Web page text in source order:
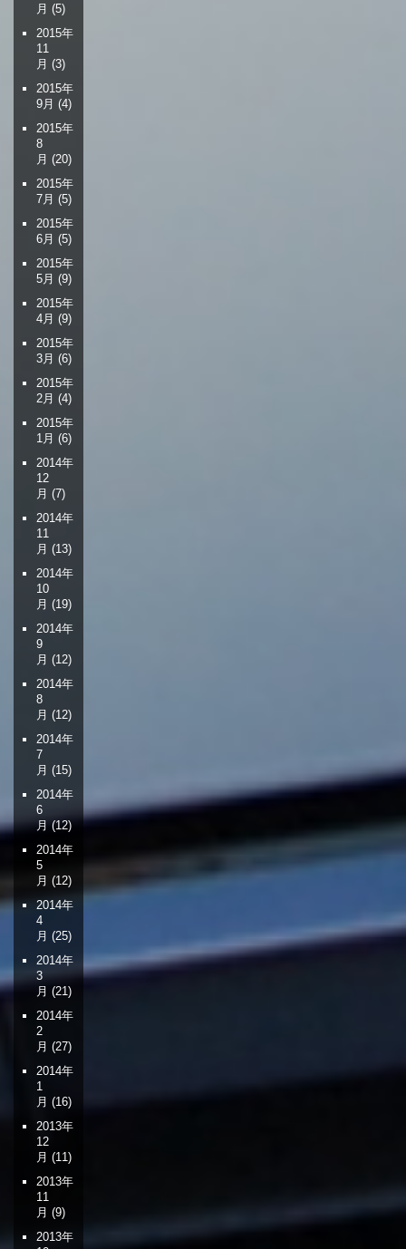
月 (5)
2015年
11
月 (3)
2015年
9月 (4)
2015年
8
月 (20)
2015年
7月 (5)
2015年
6月 (5)
2015年
5月 (9)
2015年
4月 (9)
2015年
3月 (6)
2015年
2月 (4)
2015年
1月 (6)
2014年
12
月 (7)
2014年
11
月 (13)
2014年
10
月 (19)
2014年
9
月 (12)
2014年
8
月 (12)
2014年
7
月 (15)
2014年
6
月(12)
2014年
5
月 (12)
2014年
4
月 (25)
2014年
3
月 (21)
2014年
2
月 (27)
2014年
1
月 (16)
2013年
12
月 (11)
2013年
11
月 (9)
2013年